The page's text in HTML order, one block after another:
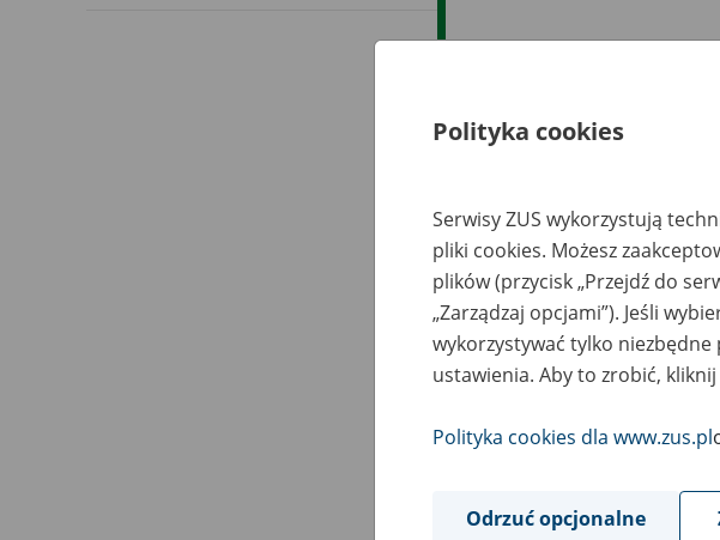
Polityka cookies
Serwisy ZUS wykorzystują
pliki cookies. Możesz
plików (przycisk „Przejdź do
„Zarządzaj opcjami”). Jeśli
wykorzystywać tylko niezbędne
ustawienia. Aby to zrobić,
Polityka cookies dla www.zus.pl
Odrzuć opcjonalne